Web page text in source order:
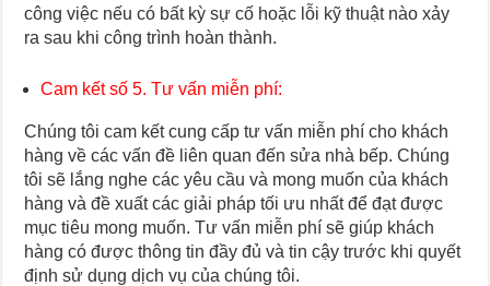
công việc nếu có bất kỳ sự cố hoặc lỗi kỹ thuật nào xảy
ra sau khi công trình hoàn thành.
Cam kết số 5. Tư vấn miễn phí:
Chúng tôi cam kết cung cấp tư vấn miễn phí cho khách
hàng về các vấn đề liên quan đến sửa nhà bếp. Chúng
tôi sẽ lắng nghe các yêu cầu và mong muốn của khách
hàng và đề xuất các giải pháp tối ưu nhất để đạt được
mục tiêu mong muốn. Tư vấn miễn phí sẽ giúp khách
hàng có được thông tin đầy đủ và tin cậy trước khi quyết
định sử dụng dịch vụ của chúng tôi.